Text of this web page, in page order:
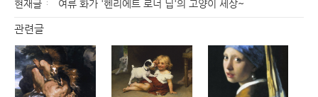
현재글 여류 화가 '헨리에트 로너 닙'의 고양이 세상~
관련글